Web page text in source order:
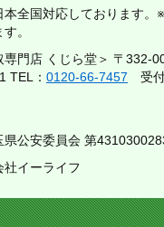
全国対応しております。
。
専門店 くじら堂＞ 〒332-
TEL： 0120-66-7457 受付
公安委員会 第
社イーライフ